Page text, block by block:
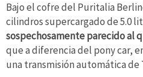
Bajo el cofre del Puritalia
cilindros supercargado de 5.0
sospechosamente parecido al
que a diferencia del pony car,
una transmisión automática de